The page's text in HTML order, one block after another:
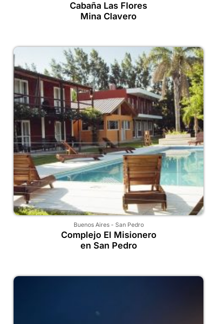
Cabaña Las Flores
Mina Clavero
Buenos Aires- San Pedro
Complejo El Misionero
en San Pedro